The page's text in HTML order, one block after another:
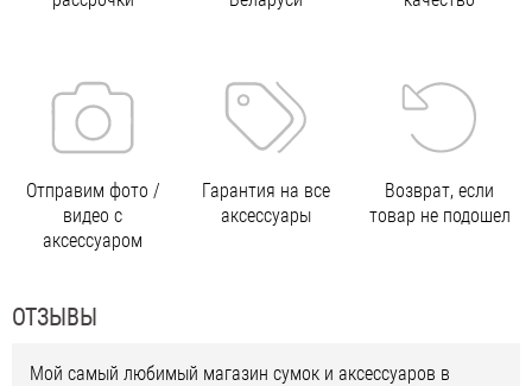
Отправим фото /
видео с
аксессуаром
Гарантия на все
аксессуары
Возврат, если
товар не подошел
ОТЗЫВЫ
Мой самый любимый магазин сумок и аксессуаров в